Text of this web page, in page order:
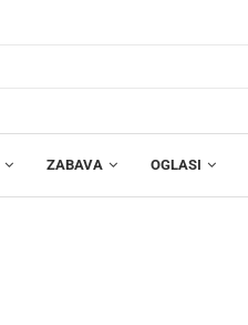
ZABAVA OGLASI